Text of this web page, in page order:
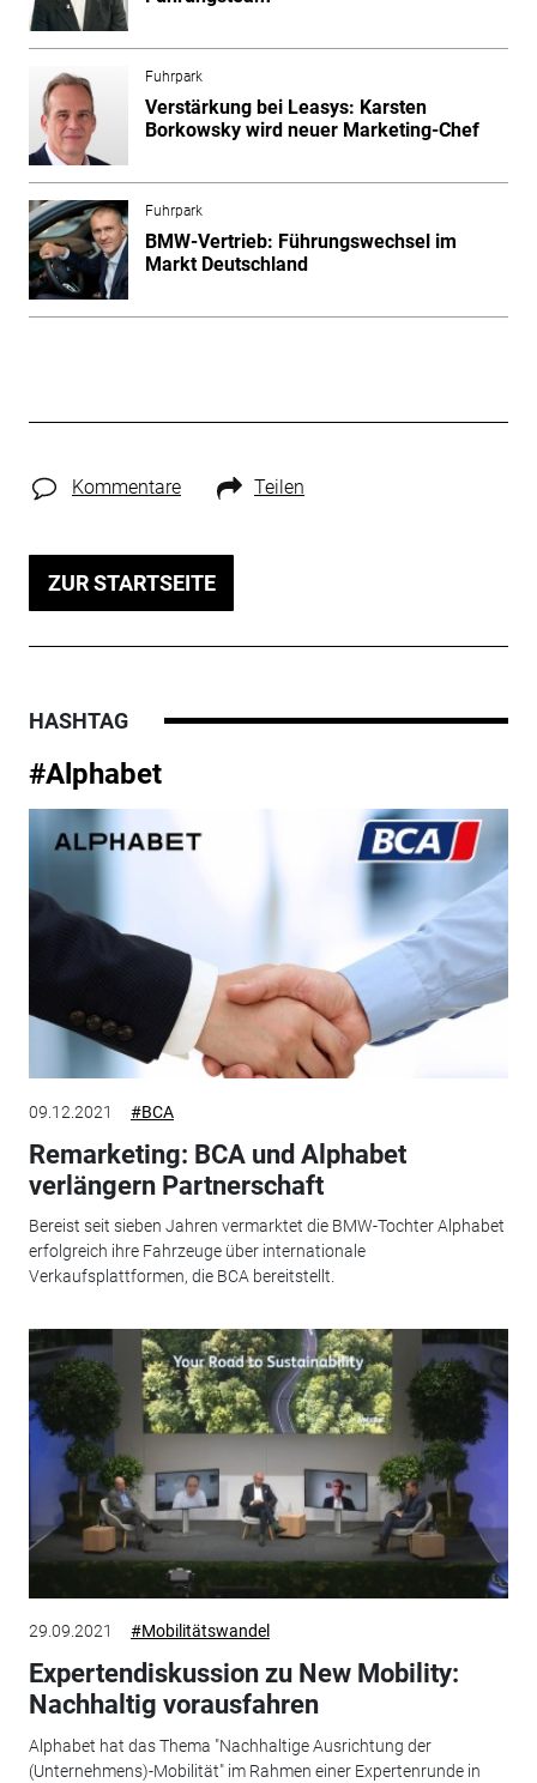
Fuhrpark
Verstärkung bei Leasys: Karsten
Borkowsky wird neuer Marketing-Chef
Fuhrpark
BMW-Vertrieb: Führungswechsel im
Markt Deutschland
Kommentare Teilen
ZUR STARTSEITE
HASHTAG
#Alphabet
09.12.2021 #BCA
Remarketing: BCA und Alphabet
verlängern Partnerschaft
Bereist seit sieben Jahren vermarktet die BMW-Tochter Alphabet
erfolgreich ihre Fahrzeuge über internationale
Verkaufsplattformen, die BCA bereitstellt.
29.09.2021 #Mobilitätswandel
Expertendiskussion zu New Mobility:
Nachhaltig vorausfahren
Alphabet hat das Thema "Nachhaltige Ausrichtung der
(Unternehmens)-Mobilität" im Rahmen einer Expertenrunde in